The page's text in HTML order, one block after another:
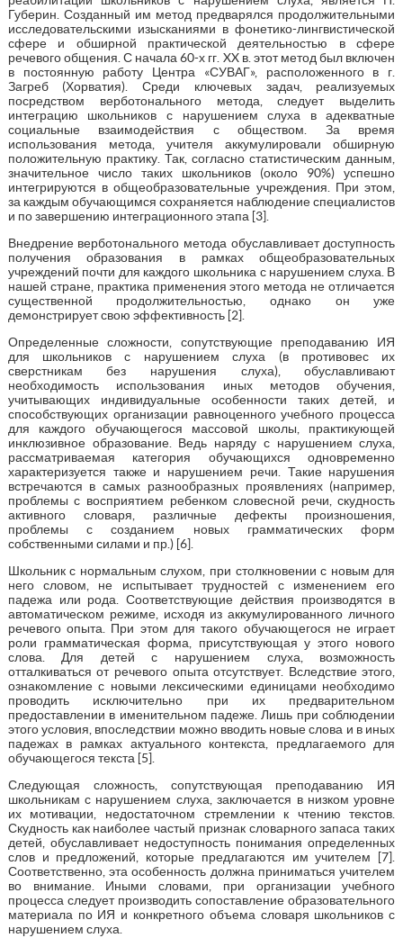
Губерин. Созданный им метод предварялся продолжительными
исследовательскими изысканиями в фонетико-лингвистической
сфере и обширной практической деятельностью в сфере
речевого общения. С начала 60-х гг. XX в. этот метод был включен
в постоянную работу Центра «СУВАГ», расположенного в г.
Загреб (Хорватия). Среди ключевых задач, реализуемых
посредством верботонального метода, следует выделить
интеграцию школьников с нарушением слуха в адекватные
социальные взаимодействия с обществом. За время
использования метода, учителя аккумулировали обширную
положительную практику. Так, согласно статистическим данным,
значительное число таких школьников (около 90%) успешно
интегрируются в общеобразовательные учреждения. При этом,
за каждым обучающимся сохраняется наблюдение специалистов
и по завершению интеграционного этапа [3].
Внедрение верботонального метода обуславливает доступность
получения образования в рамках общеобразовательных
учреждений почти для каждого школьника с нарушением слуха. В
нашей стране, практика применения этого метода не отличается
существенной продолжительностью, однако он уже
демонстрирует свою эффективность [2].
Определенные сложности, сопутствующие преподаванию ИЯ
для школьников с нарушением слуха (в противовес их
сверстникам без нарушения слуха), обуславливают
необходимость использования иных методов обучения,
учитывающих индивидуальные особенности таких детей, и
способствующих организации равноценного учебного процесса
для каждого обучающегося массовой школы, практикующей
инклюзивное образование. Ведь наряду с нарушением слуха,
рассматриваемая категория обучающихся одновременно
характеризуется также и нарушением речи. Такие нарушения
встречаются в самых разнообразных проявлениях (например,
проблемы с восприятием ребенком словесной речи, скудность
активного словаря, различные дефекты произношения,
проблемы с созданием новых грамматических форм
собственными силами и пр.) [6].
Школьник с нормальным слухом, при столкновении с новым для
него словом, не испытывает трудностей с изменением его
падежа или рода. Соответствующие действия производятся в
автоматическом режиме, исходя из аккумулированного личного
речевого опыта. При этом для такого обучающегося не играет
роли грамматическая форма, присутствующая у этого нового
слова. Для детей с нарушением слуха, возможность
отталкиваться от речевого опыта отсутствует. Вследствие этого,
ознакомление с новыми лексическими единицами необходимо
проводить исключительно при их предварительном
предоставлении в именительном падеже. Лишь при соблюдении
этого условия, впоследствии можно вводить новые слова и в иных
падежах в рамках актуального контекста, предлагаемого для
обучающегося текста [5].
Следующая сложность, сопутствующая преподаванию ИЯ
школьникам с нарушением слуха, заключается в низком уровне
их мотивации, недостаточном стремлении к чтению текстов.
Скудность как наиболее частый признак словарного запаса таких
детей, обуславливает недоступность понимания определенных
слов и предложений, которые предлагаются им учителем [7].
Соответственно, эта особенность должна приниматься учителем
во внимание. Иными словами, при организации учебного
процесса следует производить сопоставление образовательного
материала по ИЯ и конкретного объема словаря школьников с
нарушением слуха.